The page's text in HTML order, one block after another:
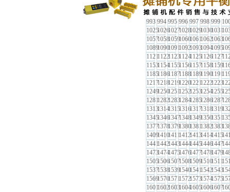
929 930 931 932 933 934 935
961 962 963 964 965 966 967
993 994 995 996 997 998 999
1025102610271028102910301031
1057105810591060106110621063
1089109010911092109310941095
1121112211231124112511261127
1153115411551156115711581159
1185118611871188118911901191
1217121812191220122112221223
1249125012511252125312541255
1281128212831284128512861287
1313131413151316131713181319
1345134613471348134913501351
1377137813791380138113821383
1409141014111412141314141415
1441144214431444144514461447
1473147414751476147714781479
1505150615071508150915101511
1537153815391540154115421543
1569157015711572157315741575
1601160216031604160516061607